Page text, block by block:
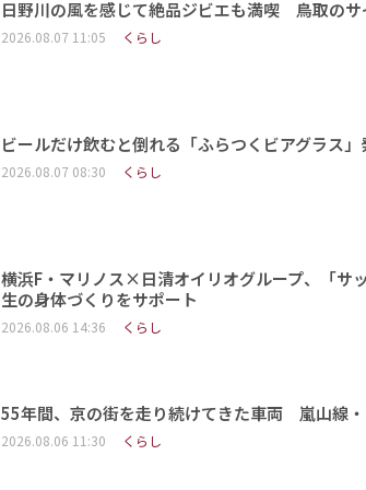
日野川の風を感じて絶品ジビエも満喫 鳥取のサ
2026.08.07 11:05 くらし
ビールだけ飲むと倒れる「ふらつくビアグラス
2026.08.07 08:30 くらし
横浜F・マリノス×日清オイリオグループ、「
生の身体づくりをサポート
2026.08.06 14:36 くらし
55年間、京の街を走り続けてきた車両 嵐山線
2026.08.06 11:30 くらし